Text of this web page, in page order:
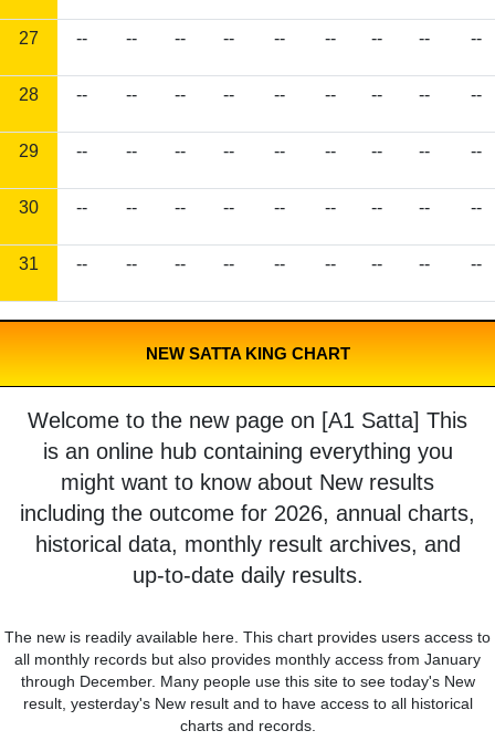
27 -- -- -- -- -- -- -- -- --
28 -- -- -- -- -- -- -- -- --
29 -- -- -- -- -- -- -- -- --
30 -- -- -- -- -- -- -- -- --
31 -- -- -- -- -- -- -- -- --
NEW SATTA KING CHART
Welcome to the new page on [A1 Satta] This
is an online hub containing everything you
might want to know about New results
including the outcome for 2026, annual charts,
historical data, monthly result archives, and
up-to-date daily results.
The new is readily available here. This chart provides users access to
all monthly records but also provides monthly access from January
through December. Many people use this site to see today's New
result, yesterday's New result and to have access to all historical
charts and records.